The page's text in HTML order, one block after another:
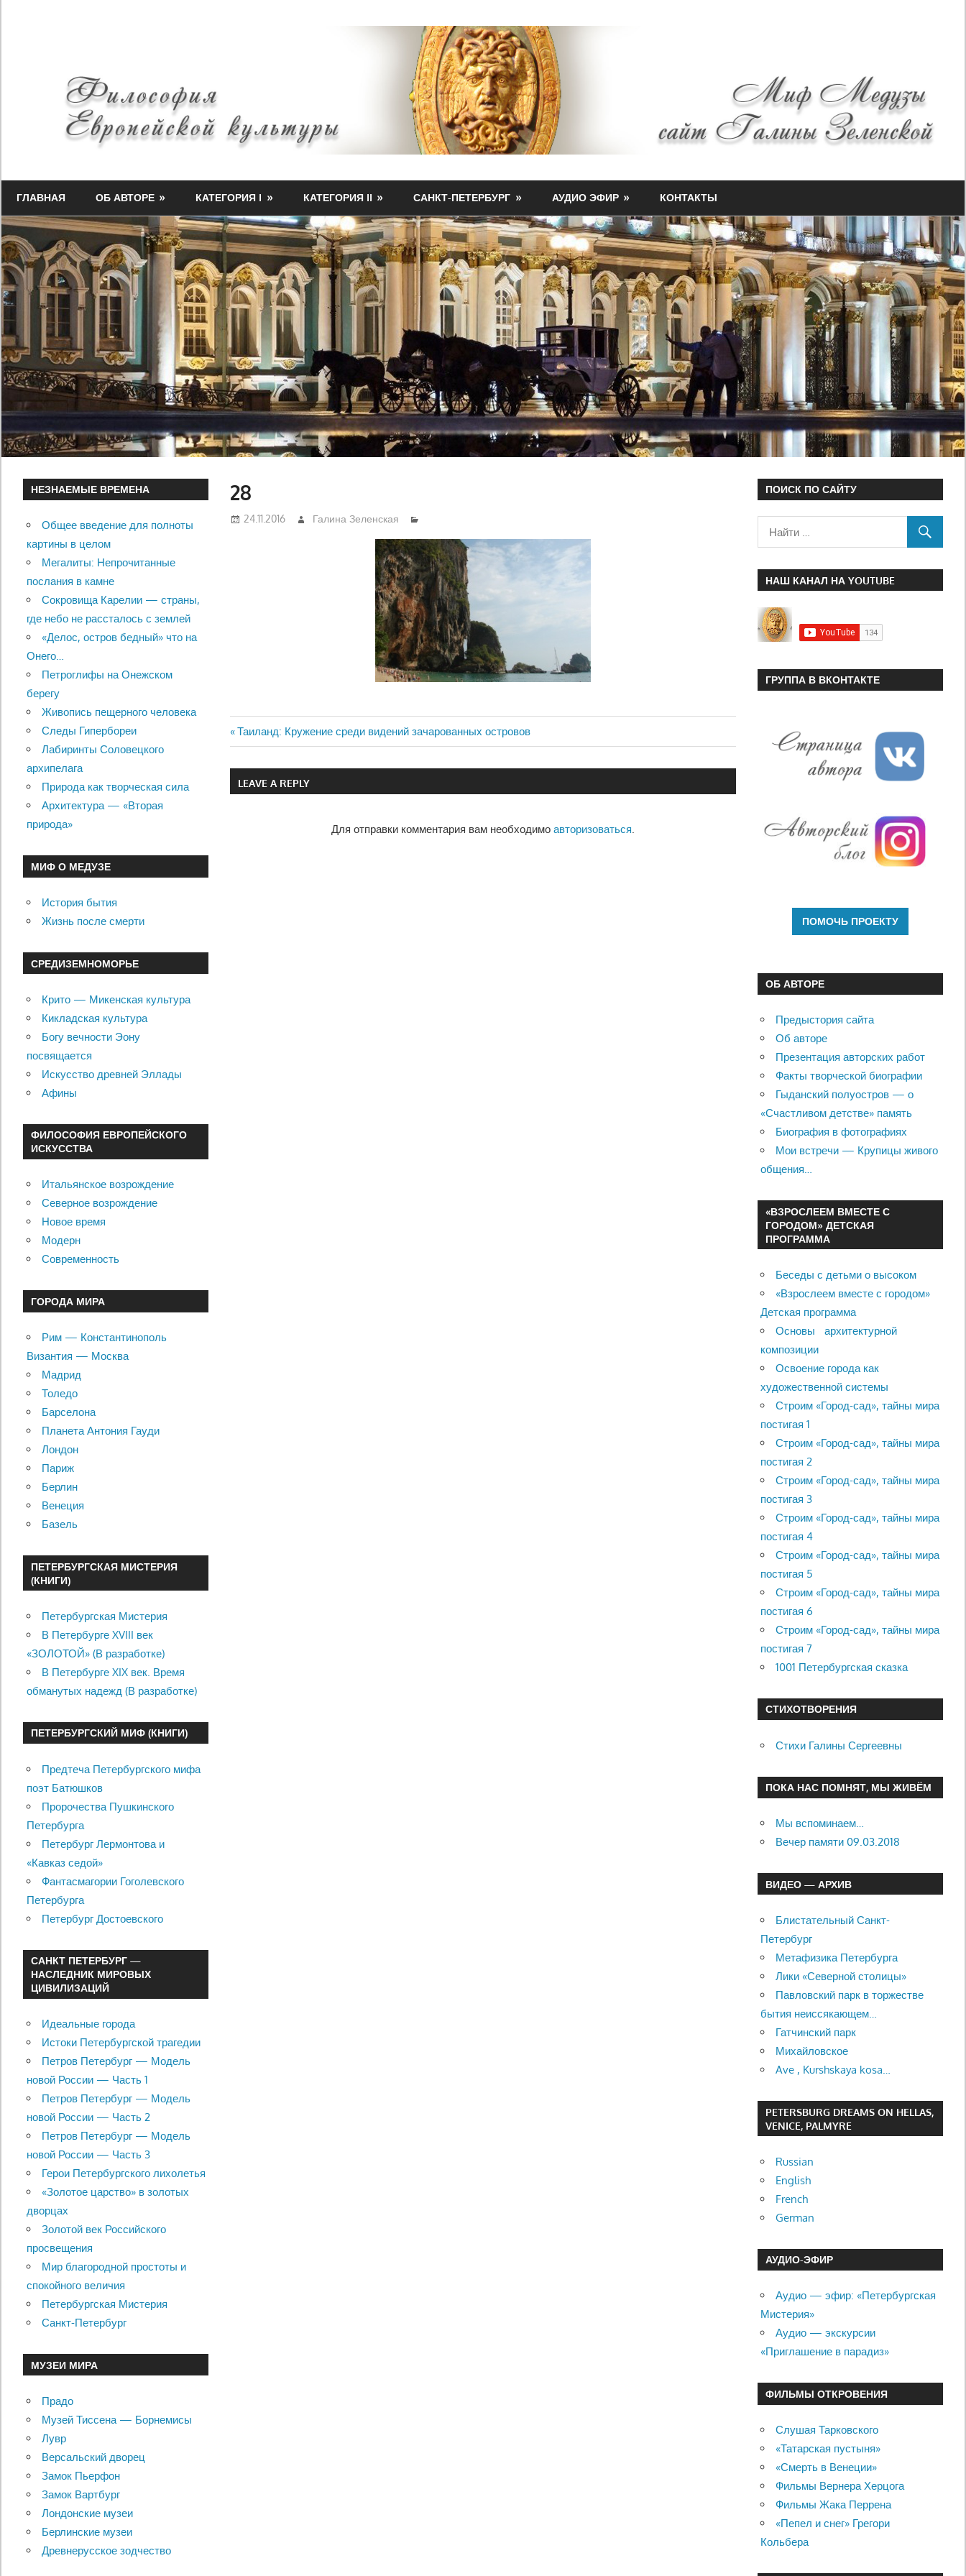
Миф-
Медузы
культуры
ГЛАВНАЯ ОБ АВТОРЕ КАТЕГОРИЯ I КАТЕГОРИЯ II САНКТ-ПЕТЕРБУРГ АУДИО ЭФИР КОНТАКТЫ
28
24.11.2016 Галина Зеленская
Навигация
по
Previous
Post:
Таиланд: Кружение среди видений зачарованных островов
LEAVE A REPLY
Для отправки комментария вам необходимо авторизоваться.
НЕЗНАЕМЫЕ ВРЕМЕНА
Общее введение для полноты
картины в целом
Мегалиты: Непрочитанные
послания в камне
Сокровища Карелии — страны,
где небо не рассталось с землей
«Делос, остров бедный» что на
Онего…
Петроглифы на Онежском
берегу
Живопись пещерного человека
Следы Гипербореи
Лабиринты Соловецкого
архипелага
Природа как творческая сила
Архитектура — «Вторая
природа»
МИФ О МЕДУЗЕ
История бытия
Жизнь после смерти
СРЕДИЗЕМНОМОРЬЕ
Крито — Микенская культура
Кикладская культура
Богу вечности Эону
посвящается
Искусство древней Эллады
Афины
ФИЛОСОФИЯ ЕВРОПЕЙСКОГО
ИСКУССТВА
Итальянское возрождение
Северное возрождение
Новое время
Модерн
Современность
ГОРОДА МИРА
Рим — Константинополь
Византия — Москва
Мадрид
Толедо
Барселона
Планета Антония Гауди
Лондон
Париж
Берлин
Венеция
Базель
ПЕТЕРБУРГСКАЯ МИСТЕРИЯ
(КНИГИ)
Петербургская Мистерия
В Петербурге XVIII век
«ЗОЛОТОЙ» (В разработке)
В Петербурге XIX век. Время
обманутых надежд (В разработке)
ПЕТЕРБУРГСКИЙ МИФ (КНИГИ)
Предтеча Петербургского мифа
поэт Батюшков
Пророчества Пушкинского
Петербурга
Петербург Лермонтова и
«Кавказ седой»
Фантасмагории Гоголевского
Петербурга
Петербург Достоевского
САНКТ ПЕТЕРБУРГ —
НАСЛЕДНИК МИРОВЫХ
ЦИВИЛИЗАЦИЙ
Идеальные города
Истоки Петербургской трагедии
Петров Петербург — Модель
новой России — Часть 1
Петров Петербург — Модель
новой России — Часть 2
Петров Петербург — Модель
новой России — Часть 3
Герои Петербургского лихолетья
«Золотое царство» в золотых
дворцах
Золотой век Российского
просвещения
Мир благородной простоты и
спокойного величия
Петербургская Мистерия
Санкт-Петербург
МУЗЕИ МИРА
Прадо
Музей Тиссена — Борнемисы
Лувр
Версальский дворец
Замок Пьерфон
Замок Вартбург
Лондонские музеи
Берлинские музеи
Древнерусское зодчество
ПОИСК ПО САЙТУ
НАШ КАНАЛ НА YOUTUBE
ГРУППА В ВКОНТАКТЕ
ОБ АВТОРЕ
Предыстория сайта
Об авторе
Презентация авторских работ
Факты творческой биографии
Гыданский полуостров — о
«Счастливом детстве» память
Биография в фотографиях
Мои встречи — Крупицы живого
общения…
«ВЗРОСЛЕЕМ ВМЕСТЕ С
ГОРОДОМ» ДЕТСКАЯ
ПРОГРАММА
Беседы с детьми о высоком
«Взрослеем вместе с городом»
Детская программа
Основы архитектурной
композиции
Освоение города как
художественной системы
Строим «Город-сад», тайны мира
постигая 1
Строим «Город-сад», тайны мира
постигая 2
Строим «Город-сад», тайны мира
постигая 3
Строим «Город-сад», тайны мира
постигая 4
Строим «Город-сад», тайны мира
постигая 5
Строим «Город-сад», тайны мира
постигая 6
Строим «Город-сад», тайны мира
постигая 7
1001 Петербургская сказка
СТИХОТВОРЕНИЯ
Стихи Галины Сергеевны
ПОКА НАС ПОМНЯТ, МЫ ЖИВЁМ
Мы вспоминаем…
Вечер памяти 09.03.2018
ВИДЕО — АРХИВ
Блистательный Санкт-
Петербург
Метафизика Петербурга
Лики «Северной столицы»
Павловский парк в торжестве
бытия неиссякающем…
Гатчинский парк
Михайловское
Ave , Kurshskaya kosa…
PETERSBURG DREAMS ON HELLAS,
VENICE, PALMYRE
Russian
English
French
German
АУДИО-ЭФИР
Аудио — эфир: «Петербургская
Мистерия»
Аудио — экскурсии
«Приглашение в парадиз»
ФИЛЬМЫ ОТКРОВЕНИЯ
Слушая Тарковского
«Татарская пустыня»
«Смерть в Венеции»
Фильмы Вернера Херцога
Фильмы Жака Перрена
«Пепел и снег» Грегори
Кольбера